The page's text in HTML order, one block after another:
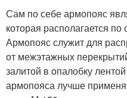
Сам по себе армопояс
которая располагается
Армопояс служит для
от межэтажных
залитой в опалобку
армопояса лучше